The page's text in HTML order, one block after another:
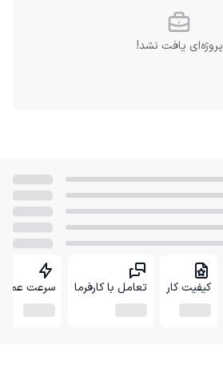
پروژه‌ای یافت نشد!
کیفیت کار تعامل با کارفرما سرعت عمل